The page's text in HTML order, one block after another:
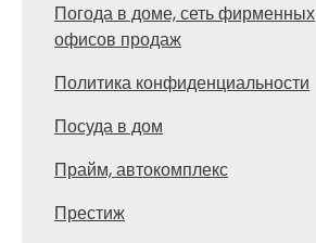
Погода в доме, сеть фирменных
офисов продаж
Политика конфиденциальности
Посуда в дом
Прайм, автокомплекс
Престиж